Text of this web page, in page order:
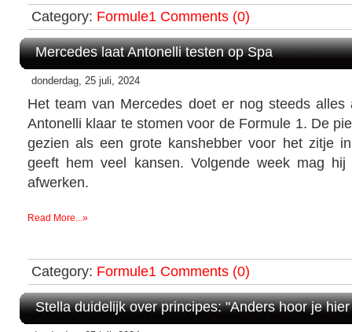
Category: Formule1 Comments (0)
Mercedes laat Antonelli testen op Spa
donderdag, 25 juli, 2024
Het team van Mercedes doet er nog steeds alles
Antonelli klaar te stomen voor de Formule 1. De
gezien als een grote kanshebber voor het zitje
geeft hem veel kansen. Volgende week mag
afwerken.
Read More...»
Category: Formule1 Comments (0)
Stella duidelijk over principes: "Anders hoor je